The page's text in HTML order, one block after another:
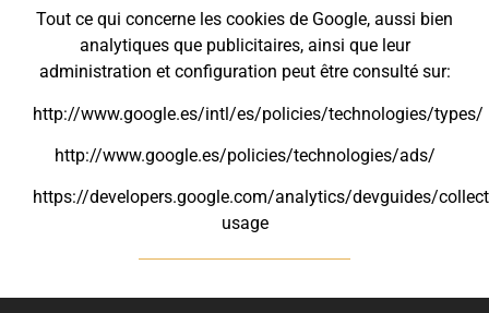
Tout ce qui concerne les cookies de Google, aussi bien
analytiques que publicitaires, ainsi que leur
administration et configuration peut être consulté sur:
http://www.google.es/intl/es/policies/technologies/types/
http://www.google.es/policies/technologies/ads/
https://developers.google.com/analytics/devguides/
usage